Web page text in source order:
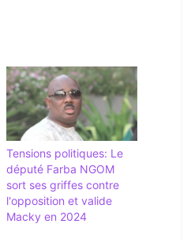
Tensions politiques: Le
député Farba NGOM
sort ses griffes contre
l'opposition et valide
Macky en 2024